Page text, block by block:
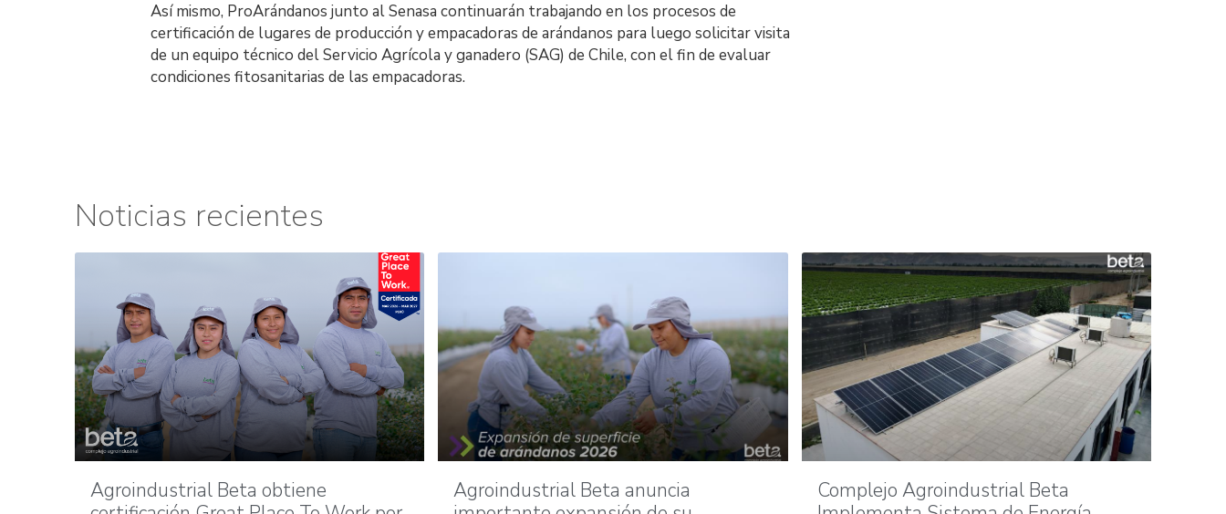
Así mismo, ProArándanos junto al Senasa continuarán trabajando en los procesos de
certificación de lugares de producción y empacadoras de arándanos para luego solicitar visita
de un equipo técnico del Servicio Agrícola y ganadero (SAG) de Chile, con el fin de evaluar
condiciones fitosanitarias de las empacadoras.
Noticias recientes
Agroindustrial Beta obtiene
Agroindustrial Beta anuncia
Complejo Agroindustrial Beta